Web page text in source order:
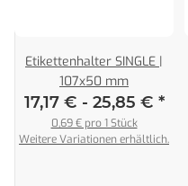
Etikettenhalter SINGLE |
107x50 mm
17,17 € - 25,85 € *
0,69 € pro 1 Stück
Weitere Variationen erhältlich.